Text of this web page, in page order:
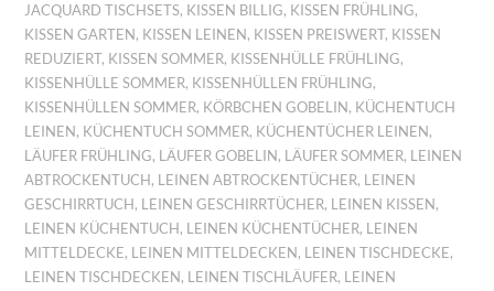
JACQUARD TISCHSETS, KISSEN BILLIG, KISSEN FRÜHLING,
KISSEN GARTEN , KISSEN LEINEN , KISSEN PREISWERT, KISSEN
REDUZIERT, KISSEN SOMMER, KISSENHÜLLE FRÜHLING,
KISSENHÜLLE SOMMER, KISSENHÜLLEN FRÜHLING,
KISSENHÜLLEN SOMMER, KÖRBCHEN GOBELIN , KÜCHENTUCH
LEINEN , KÜCHENTUCH SOMMER, KÜCHENTÜCHER LEINEN ,
LÄUFER FRÜHLING, LÄUFER GOBELIN , LÄUFER SOMMER,
LEINEN
ABTROCKENTUCH , LEINEN ABTROCKENTÜCHER,
LEINEN
GESCHIRRTUCH , LEINEN GESCHIRRTÜCHER, LEINEN KISSEN ,
LEINEN KÜCHENTUCH , LEINEN KÜCHENTÜCHER,
LEINEN
MITTELDECKE, LEINEN MITTELDECKEN , LEINEN TISCHDECKE,
LEINEN TISCHDECKEN , LEINEN TISCHLÄUFER,
LEINEN